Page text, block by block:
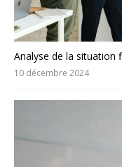
Analyse de la situation
10 décembre 2024